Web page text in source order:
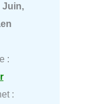
Juin,
:
: